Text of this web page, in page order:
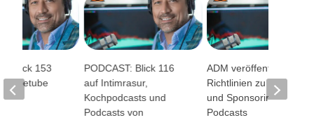
PODCAST: Blick 116
auf Intimrasur,
Kochpodcasts und
Podcasts von
ADM veröffentlicht
Richtlinien zu Werbung
und Sponsoring in
Podcasts
Blick 153
Shoetube